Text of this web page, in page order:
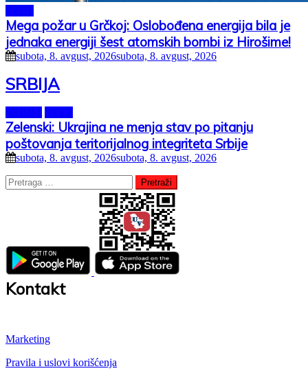
Mega požar u Grčkoj: Oslobođena energija bila je
jednaka energiji šest atomskih bombi iz Hirošime!
subota, 8. avgust, 2026subota, 8. avgust, 2026
SRBIJA
Zelenski: Ukrajina ne menja stav po pitanju
poštovanja teritorijalnog integriteta Srbije
subota, 8. avgust, 2026subota, 8. avgust, 2026
Pretraga
za:
Kontakt
Marketing
Pravila i uslovi korišćenja